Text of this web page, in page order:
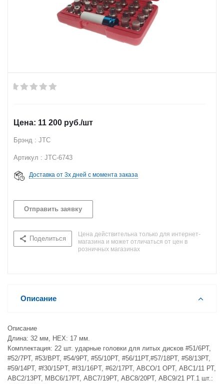
11 200 руб./шт
Брэнд : JTC
Артикул : JTC-6743
Доставка от 3х дней с момента заказа
Отправить заявку
Поделиться
Цена действительна только для интернет-
магазина и может отличаться от цен в
розничных магазинах
Описание
Описание
Длина: 32 мм, НЕХ: 17 мм.
Комплектация: 22 шт. ударные головки для литых дисков #51/6РТ,
#52/7РТ, #53/ВРТ, #54/9РТ, #55/10РТ, #56/11РТ,#57/18РТ, #58/13РТ,
#59/14РТ, #f30/15PT, #f31/16PT, #62/17РТ, АВСО/1 ОРТ, АВС1/11 РТ,
АВС2/13РТ, МВС6/17РТ, АВС7/19РТ, АВС8/20РТ, АВС9/21 РТ.1 шт.: